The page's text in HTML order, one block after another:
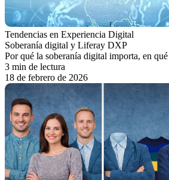
Tendencias en Experiencia Digital
Soberanía digital y Liferay DXP
Por qué la soberanía digital importa, en
3 min de lectura
18 de febrero de 2026